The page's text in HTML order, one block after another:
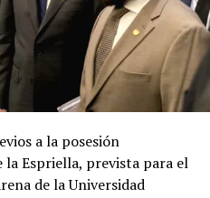
a la posesión
la Espriella, prevista para el
de la Universidad